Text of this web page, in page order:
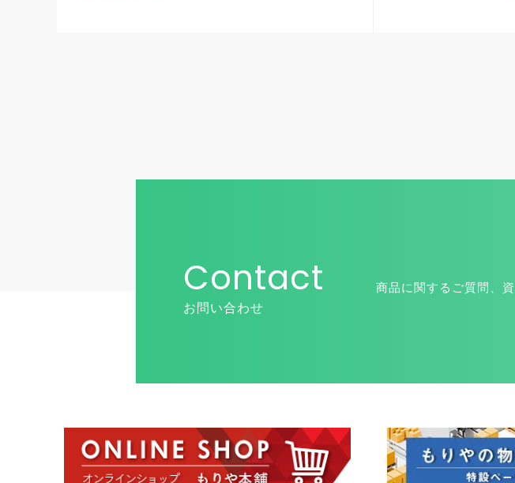
Contact
お問い合わせ
商品に関するご質問、